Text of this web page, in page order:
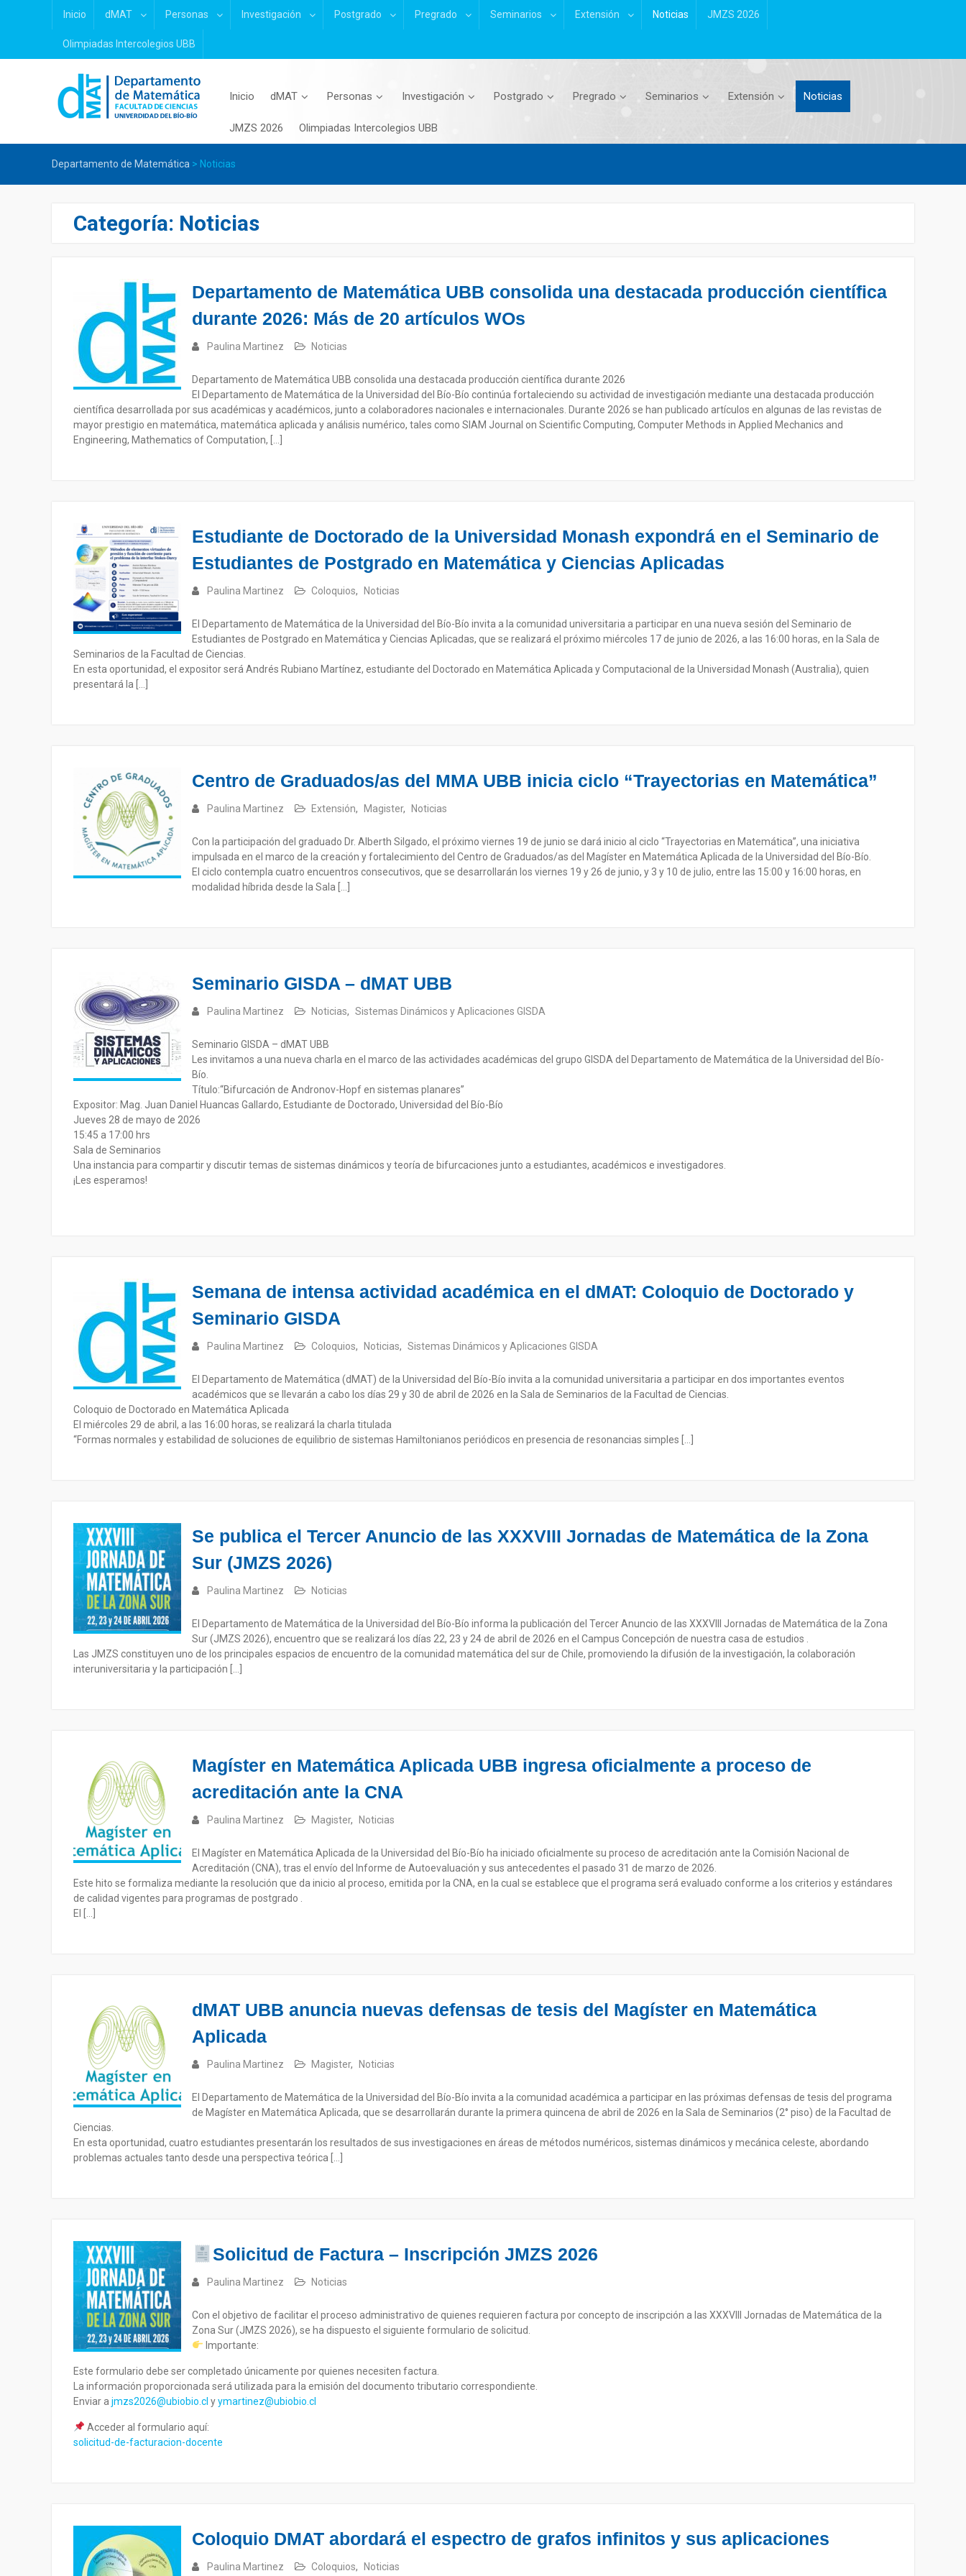
Inicio dMAT Personas Investigación Postgrado Pregrado Seminarios Extensión Noticias JMZS 2026
Olimpiadas Intercolegios UBB
Inicio dMAT Personas Investigación Postgrado Pregrado Seminarios Extensión Noticias
JMZS 2026 Olimpiadas Intercolegios UBB
Departamento de Matemática > Noticias
Categoría: Noticias
Departamento de Matemática UBB consolida una destacada producción científica
durante 2026: Más de 20 artículos WOs
Paulina Martinez Noticias
Departamento de Matemática UBB consolida una destacada producción científica durante 2026
El Departamento de Matemática de la Universidad del Bío-Bío continúa fortaleciendo su actividad de investigación mediante una destacada producción
científica desarrollada por sus académicas y académicos, junto a colaboradores nacionales e internacionales. Durante 2026 se han publicado artículos en algunas de las revistas de
mayor prestigio en matemática, matemática aplicada y análisis numérico, tales como SIAM Journal on Scientific Computing, Computer Methods in Applied Mechanics and
Engineering, Mathematics of Computation, […]
Estudiante de Doctorado de la Universidad Monash expondrá en el Seminario de
Estudiantes de Postgrado en Matemática y Ciencias Aplicadas
Paulina Martinez Coloquios, Noticias
El Departamento de Matemática de la Universidad del Bío-Bío invita a la comunidad universitaria a participar en una nueva sesión del Seminario de
Estudiantes de Postgrado en Matemática y Ciencias Aplicadas, que se realizará el próximo miércoles 17 de junio de 2026, a las 16:00 horas, en la Sala de
Seminarios de la Facultad de Ciencias.
En esta oportunidad, el expositor será Andrés Rubiano Martínez, estudiante del Doctorado en Matemática Aplicada y Computacional de la Universidad Monash (Australia), quien
presentará la […]
Centro de Graduados/as del MMA UBB inicia ciclo “Trayectorias en Matemática”
Paulina Martinez Extensión, Magister, Noticias
Con la participación del graduado Dr. Alberth Silgado, el próximo viernes 19 de junio se dará inicio al ciclo “Trayectorias en Matemática”, una iniciativa
impulsada en el marco de la creación y fortalecimiento del Centro de Graduados/as del Magíster en Matemática Aplicada de la Universidad del Bío-Bío.
El ciclo contempla cuatro encuentros consecutivos, que se desarrollarán los viernes 19 y 26 de junio, y 3 y 10 de julio, entre las 15:00 y 16:00 horas, en
modalidad híbrida desde la Sala […]
Seminario GISDA – dMAT UBB
Paulina Martinez Noticias, Sistemas Dinámicos y Aplicaciones GISDA
Seminario GISDA – dMAT UBB
Les invitamos a una nueva charla en el marco de las actividades académicas del grupo GISDA del Departamento de Matemática de la Universidad del Bío-
Bío.
Título:“Bifurcación de Andronov-Hopf en sistemas planares”
Expositor: Mag. Juan Daniel Huancas Gallardo, Estudiante de Doctorado, Universidad del Bío-Bío
Jueves 28 de mayo de 2026
15:45 a 17:00 hrs
Sala de Seminarios
Una instancia para compartir y discutir temas de sistemas dinámicos y teoría de bifurcaciones junto a estudiantes, académicos e investigadores.
¡Les esperamos!
Semana de intensa actividad académica en el dMAT: Coloquio de Doctorado y
Seminario GISDA
Paulina Martinez Coloquios, Noticias, Sistemas Dinámicos y Aplicaciones GISDA
El Departamento de Matemática (dMAT) de la Universidad del Bío-Bío invita a la comunidad universitaria a participar en dos importantes eventos
académicos que se llevarán a cabo los días 29 y 30 de abril de 2026 en la Sala de Seminarios de la Facultad de Ciencias.
Coloquio de Doctorado en Matemática Aplicada
El miércoles 29 de abril, a las 16:00 horas, se realizará la charla titulada
“Formas normales y estabilidad de soluciones de equilibrio de sistemas Hamiltonianos periódicos en presencia de resonancias simples […]
Se publica el Tercer Anuncio de las XXXVIII Jornadas de Matemática de la Zona
Sur (JMZS 2026)
Paulina Martinez Noticias
El Departamento de Matemática de la Universidad del Bío-Bío informa la publicación del Tercer Anuncio de las XXXVIII Jornadas de Matemática de la Zona
Sur (JMZS 2026), encuentro que se realizará los días 22, 23 y 24 de abril de 2026 en el Campus Concepción de nuestra casa de estudios .
Las JMZS constituyen uno de los principales espacios de encuentro de la comunidad matemática del sur de Chile, promoviendo la difusión de la investigación, la colaboración
interuniversitaria y la participación […]
Magíster en Matemática Aplicada UBB ingresa oficialmente a proceso de
acreditación ante la CNA
Paulina Martinez Magister, Noticias
El Magíster en Matemática Aplicada de la Universidad del Bío-Bío ha iniciado oficialmente su proceso de acreditación ante la Comisión Nacional de
Acreditación (CNA), tras el envío del Informe de Autoevaluación y sus antecedentes el pasado 31 de marzo de 2026.
Este hito se formaliza mediante la resolución que da inicio al proceso, emitida por la CNA, en la cual se establece que el programa será evaluado conforme a los criterios y estándares
de calidad vigentes para programas de postgrado .
El […]
dMAT UBB anuncia nuevas defensas de tesis del Magíster en Matemática
Aplicada
Paulina Martinez Magister, Noticias
El Departamento de Matemática de la Universidad del Bío-Bío invita a la comunidad académica a participar en las próximas defensas de tesis del programa
de Magíster en Matemática Aplicada, que se desarrollarán durante la primera quincena de abril de 2026 en la Sala de Seminarios (2° piso) de la Facultad de
Ciencias.
En esta oportunidad, cuatro estudiantes presentarán los resultados de sus investigaciones en áreas de métodos numéricos, sistemas dinámicos y mecánica celeste, abordando
problemas actuales tanto desde una perspectiva teórica […]
Solicitud de Factura – Inscripción JMZS 2026
Paulina Martinez Noticias
Con el objetivo de facilitar el proceso administrativo de quienes requieren factura por concepto de inscripción a las XXXVIII Jornadas de Matemática de la
Zona Sur (JMZS 2026), se ha dispuesto el siguiente formulario de solicitud.
Importante:
Este formulario debe ser completado únicamente por quienes necesiten factura.
La información proporcionada será utilizada para la emisión del documento tributario correspondiente.
Enviar a jmzs2026@ubiobio.cl yymartinez@ubiobio.cl
Acceder al formulario aquí:
solicitud-de-facturacion-docente
Coloquio DMAT abordará el espectro de grafos infinitos y sus aplicaciones
Paulina Martinez Coloquios, Noticias